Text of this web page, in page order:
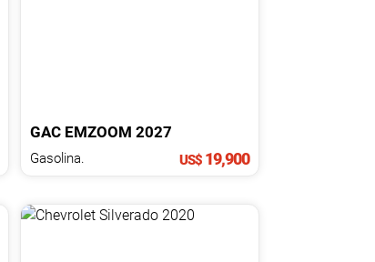
GAC EMZOOM 2027
Gasolina. US$ 19,900